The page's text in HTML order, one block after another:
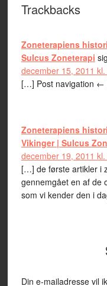
Trackbacks
Zoneterapiens
Sulcus Zoneterapi
december 15, 2011
[…] Post navigation ←
Zoneterapiens
Vikinger | Sulcus
december 19, 2011
[…] de første artikler i
gennemgået en af de
som vi kender den i
Din e-mailadresse vil